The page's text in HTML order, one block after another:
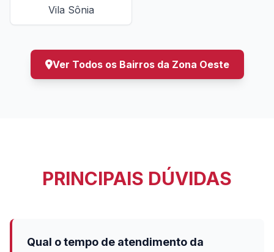
Vila Sônia
Ver Todos os Bairros da Zona Oeste
PRINCIPAIS DÚVIDAS
Qual o tempo de atendimento da